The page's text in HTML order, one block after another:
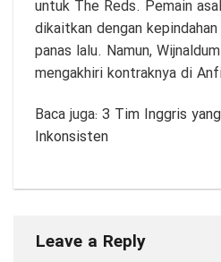
untuk The Reds. Pemain
dikaitkan dengan
panas lalu. Namun,
mengakhiri kontraknya di
Baca juga: 3 Tim Inggris
Inkonsisten
Leave a Reply